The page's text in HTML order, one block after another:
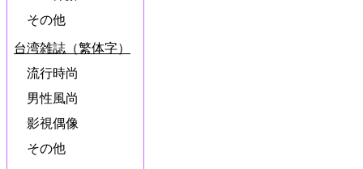
その他
台湾雑誌（繁体字）
流行時尚
男性風尚
影視偶像
その他